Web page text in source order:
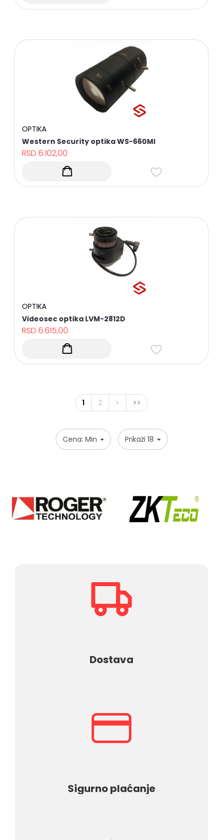
OPTIKA
Western Security optika WS-660MI
RSD6.102,00
OPTIKA
Videosec optika LVM-2812D
RSD6.615,00
1 2 > >>
Cena: Min Prikaži 18
Dostava
Sigurno plaćanje